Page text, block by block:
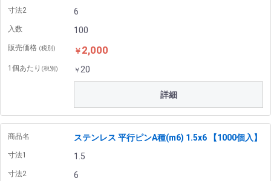
寸法2 6
入数 100
販売価格 (税別) ￥ 2,000
1個あたり (税別) ￥20
詳細
商品名 ステンレス 平行ピンA種(m6) 1.5x6 【1000個入】
寸法1 1.5
寸法2 6